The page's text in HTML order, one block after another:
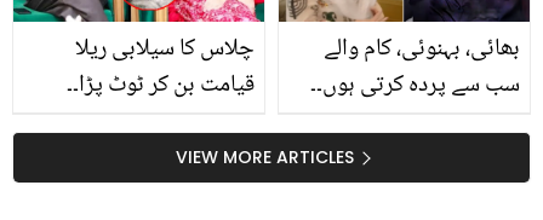
چلاس کا سیلابی ریلا
قیامت بن کر ٹوٹ پڑا۔۔
افسوسناک حادثے کا شکار
ہونے والوں کا تعلق کس
فیملی سے تھا؟
بھائی، بہنوئی، کام والے
سب سے پردہ کرتی ہوں۔۔
ڈاکٹر نبیحہ کی پردہ کرنے
کی نئی منطق! ویڈیو بیان
نے صارفین کو چونکا دیا
VIEW MORE ARTICLES